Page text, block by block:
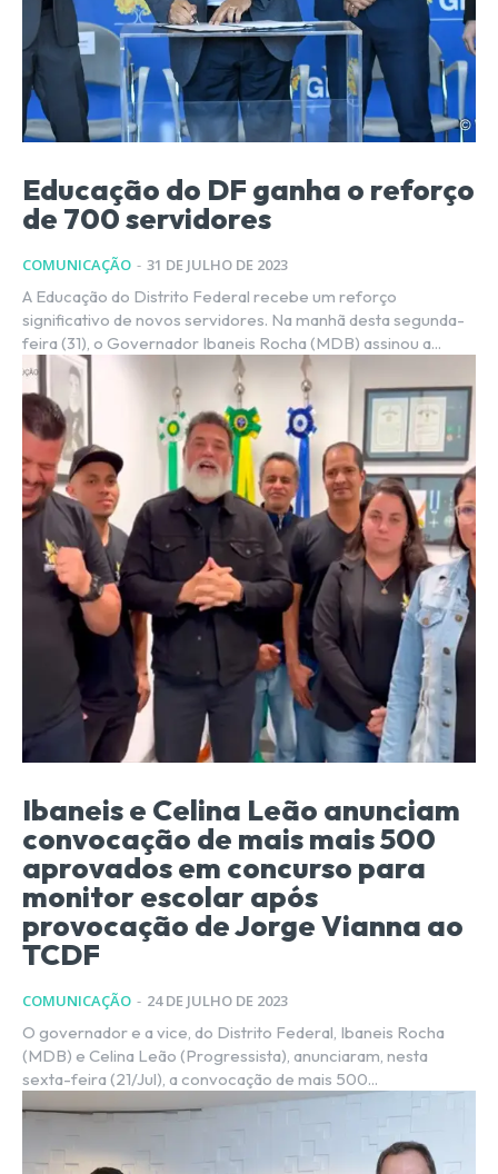
Educação do DF ganha o reforço
de 700 servidores
COMUNICAÇÃO - 31 DE JULHO DE 2023
A Educação do Distrito Federal recebe um reforço
significativo de novos servidores. Na manhã desta segunda-
feira (31), o Governador Ibaneis Rocha (MDB) assinou a...
Ibaneis e Celina Leão anunciam
convocação de mais mais 500
aprovados em concurso para
monitor escolar após
provocação de Jorge Vianna ao
TCDF
COMUNICAÇÃO - 24 DE JULHO DE 2023
O governador e a vice, do Distrito Federal, Ibaneis Rocha
(MDB) e Celina Leão (Progressista), anunciaram, nesta
sexta-feira (21/Jul), a convocação de mais 500...